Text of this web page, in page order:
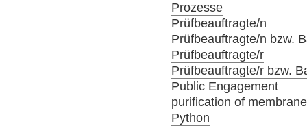
Prozesse
Prüfbeauftragte/n
Prüfbeauftragte/n bzw.
Prüfbeauftragte/r
Prüfbeauftragte/r bzw.
Public Engagement
purification of
Python